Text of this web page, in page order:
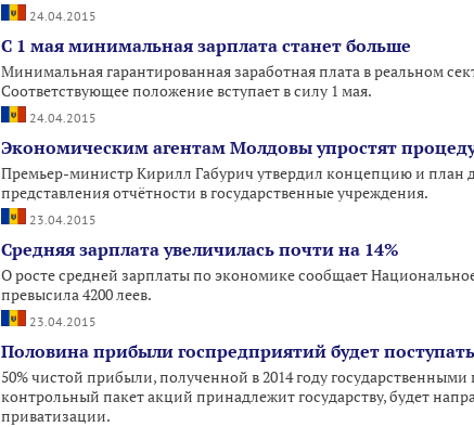
24.04.2015
С 1 мая минимальная зарплата станет больше
Минимальная гарантированная заработная плата в реальном
Соответствующее положение вступает в силу 1 мая.
24.04.2015
Экономическим агентам Молдовы упростят
Премьер-министр Кирилл Габурич утвердил концепцию и
представления отчётности в государственные учреждения.
23.04.2015
Средняя зарплата увеличилась почти на 14%
О росте средней зарплаты по экономике сообщает
превысила 4200 леев.
23.04.2015
Половина прибыли госпредприятий будет
50% чистой прибыли, полученной в 2014 году
контрольный пакет акций принадлежит государству, будет
приватизации.